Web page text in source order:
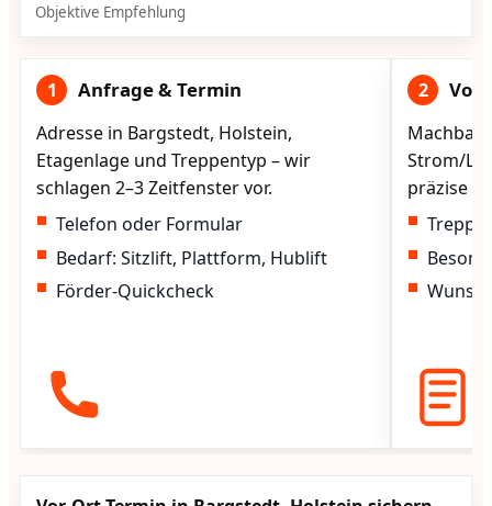
Objektive Empfehlung
1 Anfrage & Termin
Adresse in Bargstedt, Holstein,
Etagenlage und Treppentyp – wir
schlagen 2–3 Zeitfenster vor.
Telefon oder Formular
Bedarf: Sitzlift, Plattform, Hublift
Förder-Quickcheck
2
Strom/
präzise